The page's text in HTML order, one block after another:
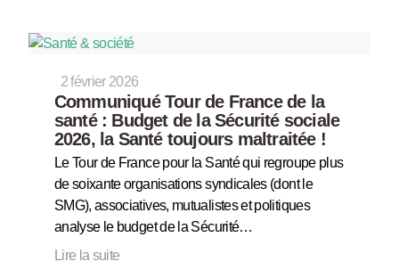
2 février 2026
Communiqué Tour de France de la
santé : Budget de la Sécurité sociale
2026, la Santé toujours maltraitée !
Le Tour de France pour la Santé qui regroupe plus
de soixante organisations syndicales (dont le
SMG), associatives, mutualistes et politiques
analyse le budget de la Sécurité…
Lire la suite